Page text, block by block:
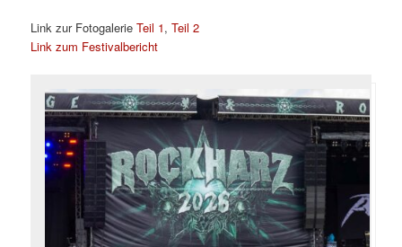
Link zur FotogalerieTeil 1,Teil 2
Link zum Festivalbericht